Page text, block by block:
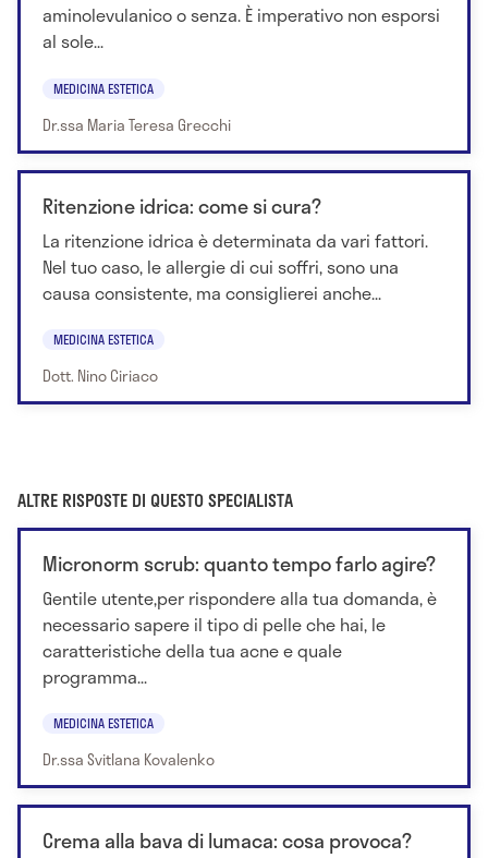
aminolevulanico o senza. È imperativo non esporsi
al sole...
MEDICINA ESTETICA
Dr.ssa Maria Teresa Grecchi
Ritenzione idrica: come si cura?
La ritenzione idrica è determinata da vari fattori.
Nel tuo caso, le allergie di cui soffri, sono una
causa consistente, ma consiglierei anche...
MEDICINA ESTETICA
Dott. Nino Ciriaco
ALTRE RISPOSTE DI QUESTO SPECIALISTA
Micronorm scrub: quanto tempo farlo agire?
Gentile utente,per rispondere alla tua domanda, è
necessario sapere il tipo di pelle che hai, le
caratteristiche della tua acne e quale
programma...
MEDICINA ESTETICA
Dr.ssa Svitlana Kovalenko
Crema alla bava di lumaca: cosa provoca?